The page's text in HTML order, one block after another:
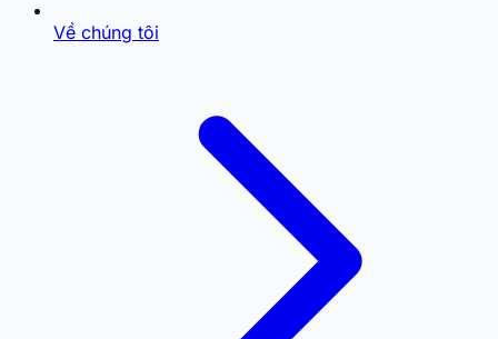
Về chúng tôi